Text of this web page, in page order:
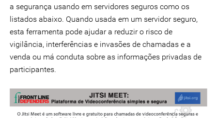
a segurança usando em servidores seguros como os
listados abaixo. Quando usada em um servidor seguro,
esta ferramenta pode ajudar a reduzir o risco de
vigilância, interferências e invasões de chamadas e a
venda ou má conduta sobre as informações privadas de
participantes.